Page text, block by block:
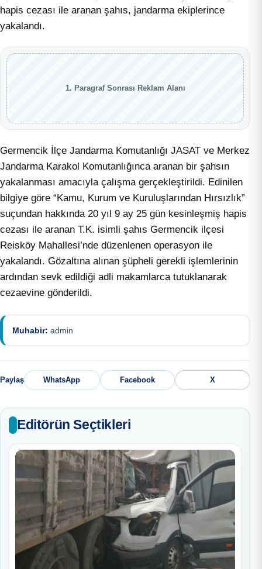
hapis cezası ile aranan şahıs, jandarma ekiplerince
yakalandı.
1. Paragraf Sonrası Reklam Alanı
Germencik İlçe Jandarma Komutanlığı JASAT ve Merkez
Jandarma Karakol Komutanlığınca aranan bir şahsın
yakalanması amacıyla çalışma gerçekleştirildi. Edinilen
bilgiye göre “Kamu, Kurum ve Kuruluşlarından Hırsızlık”
suçundan hakkında 20 yıl 9 ay 25 gün kesinleşmiş hapis
cezası ile aranan T.K. isimli şahıs Germencik ilçesi
Reisköy Mahallesi’nde düzenlenen operasyon ile
yakalandı. Gözaltına alınan şüpheli gerekli işlemlerinin
ardından sevk edildiği adli makamlarca tutuklanarak
cezaevine gönderildi.
Muhabir: admin
Paylaş WhatsApp Facebook X
Editörün Seçtikleri